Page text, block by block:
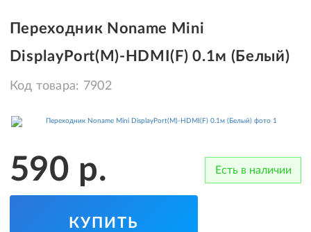
Переходник Noname Mini
DisplayPort(M)-HDMI(F) 0.1м (Белый)
Код товара: 7902
590 р. Есть в наличии
КУПИТЬ